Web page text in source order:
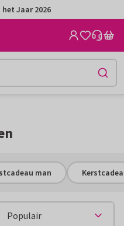
Jaar 2026
man